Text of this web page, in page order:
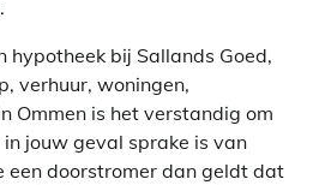
hypotheek bij Sallands Goed,
verhuur, woningen,
Ommen is het verstandig om
jouw geval sprake is van
een doorstromer dan geldt dat